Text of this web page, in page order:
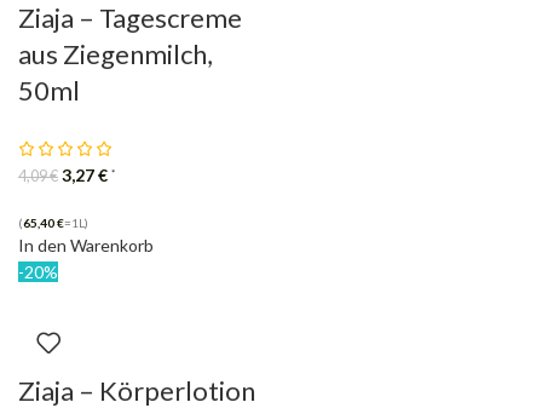
Ziaja – Tagescreme
aus Ziegenmilch,
50ml
4,09€ 3,27€ *
(65,40€=1L)
In den Warenkorb
-20%
Ziaja – Körperlotion